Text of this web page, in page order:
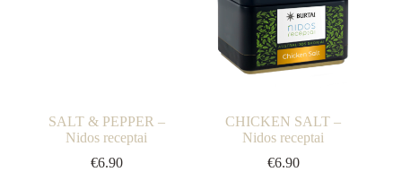
SALT & PEPPER –
Nidos receptai
€6.90
CHICKEN SALT –
Nidos receptai
€6.90